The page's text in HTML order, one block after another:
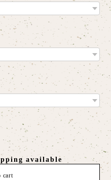
available
cart